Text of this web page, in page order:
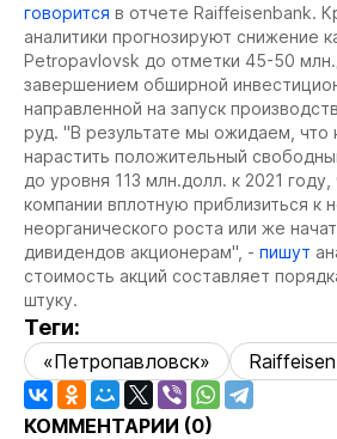
говорится в отчете Raiffeisenbank.
аналитики прогнозируют снижение
Petropavlovsk до отметки 45-50
завершением обширной
направленной на запуск
руд. "В результате мы ожидаем, что
нарастить положительный
до уровня 113 млн.долл. к 2021 году,
компании вплотную приблизиться к
неорганического роста или же
дивидендов акционерам", - пишут
стоимость акций составляет
штуку.
Теги:
«Петропавловск»
КОММЕНТАРИИ (0)